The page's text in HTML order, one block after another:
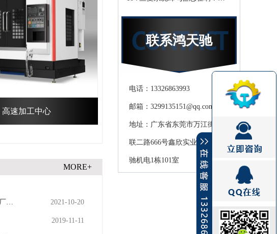
高速加工中心
MORE+
家 2021-10-20
2019-11-11
铣机厂家教你
天驰850加工中心厂家教你关
掉它联系鸿天驰
电话：13326863993
邮箱：3299135151@qq.com
地址：广东省东莞市万江街道滘
联二路666号鑫欣实业产业园天
驰机电1栋101室